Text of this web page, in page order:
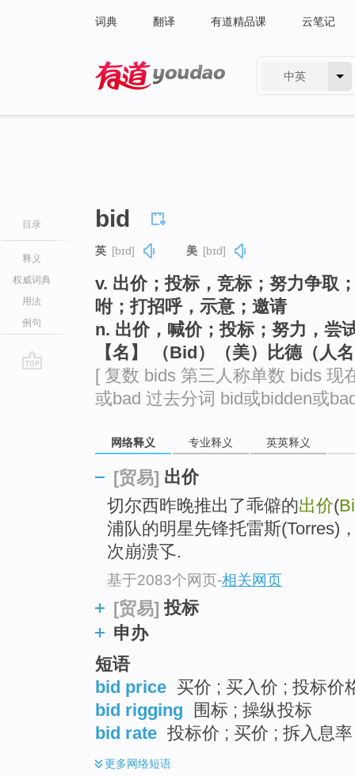
词典 翻译 有道精品课 云笔记
中英
目录
释义
权威词典
用法
例句
bid
英 [bɪd] 美 [bɪd]
v. 出价；投标，竞标；努力争取
咐；打招呼，示意；邀请
n. 出价，喊价；投标；努力，尝
【名】 （Bid）（美）比德（人
[ 复数 bids 第三人称单数 bids 现
或bad 过去分词 bid或bidden或
网络释义 专业释义 英英释义
[贸易] 出价
切尔西昨晚推出了乖僻的出价(
浦队的明星先锋托雷斯(Torres)
次崩溃孓.
基于2083个网页-相关网页
[贸易] 投标
申办
短语
bid price 买价 ; 买入价 ; 投标价
bid rigging
围标 ; 操纵投标
bid rate 投标价 ; 买价 ; 拆入息
更多网络短语